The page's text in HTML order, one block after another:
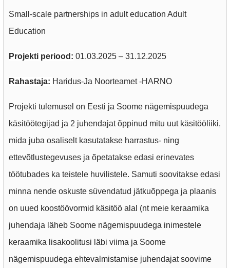
Small-scale partnerships in adult education Adult
Education
Projekti periood: 01.03.2025 – 31.12.2025
Rahastaja: Haridus-Ja Noorteamet -HARNO
Projekti tulemusel on Eesti ja Soome nägemispuudega
käsitöötegijad ja 2 juhendajat õppinud mitu uut käsitööliiki,
mida juba osaliselt kasutatakse harrastus- ning
ettevõtlustegevuses ja õpetatakse edasi erinevates
töötubades ka teistele huvilistele. Samuti soovitakse edasi
minna nende oskuste süvendatud jätkuõppega ja plaanis
on uued koostöövormid käsitöö alal (nt meie keraamika
juhendaja läheb Soome nägemispuudega inimestele
keraamika lisakoolitusi läbi viima ja Soome
nägemispuudega ehtevalmistamise juhendajat soovime